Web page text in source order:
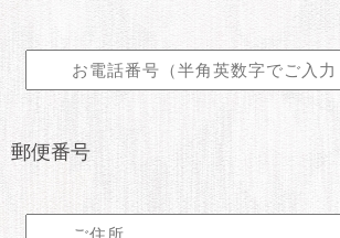
郵便番号